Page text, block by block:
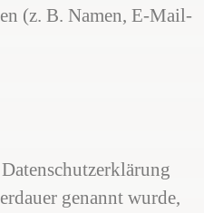
(z. B. Namen, E-Mail-
genannt wurde,